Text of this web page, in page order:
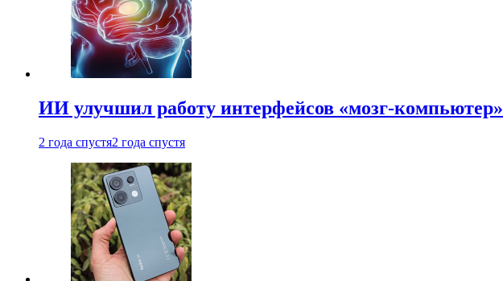
ИИ улучшил работу интерфейсов «мозг-компьютер»
2 года спустя2 года спустя